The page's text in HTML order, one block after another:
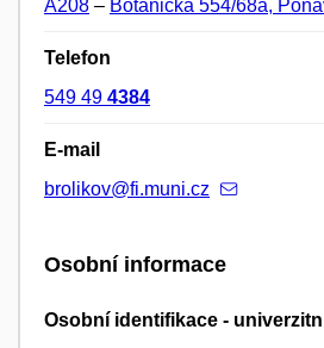
A208 – Botanická 554/68a,
Telefon
549 49 4384
E-mail
brolikov@fi.muni.cz
Osobní informace
Osobní identifikace -